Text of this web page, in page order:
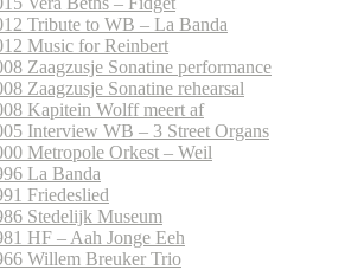
Tribute to WB – La Banda
Music for Reinbert
Zaagzusje Sonatine performance
Zaagzusje Sonatine rehearsal
Kapitein Wolff meert af
Interview WB – 3 Street Organs
Metropole Orkest – Weil
La Banda
Friedeslied
Stedelijk Museum
HF – Aah Jonge Eeh
Willem Breuker Trio